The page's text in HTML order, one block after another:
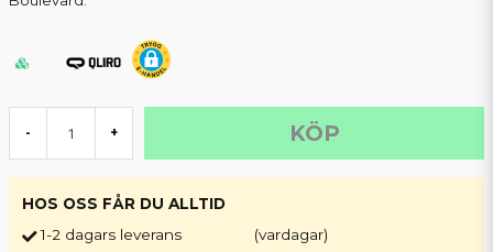
- + KÖP
HOS OSS FÅR DU ALLTID
1-2 dagars leverans
(vardagar)